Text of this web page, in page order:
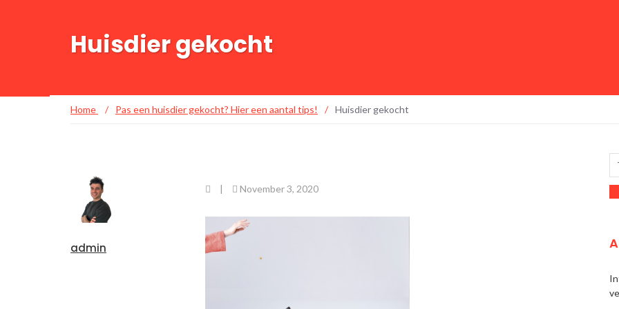
Huisdier gekocht
Home / Pas een huisdier gekocht? Hier een aantal tips! / Huisdier gekocht
admin
| November 3, 2020